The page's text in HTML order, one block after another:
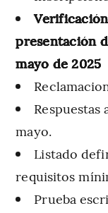
presentación
mayo de 2025
Respuestas
mayo.
Listado
requisitos
Prueba